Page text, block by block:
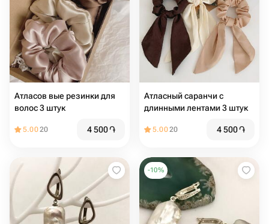
Атласов вые резинки для
волос 3 штук
5.0020 4 500֏
Атласный саранчи с
длинными лентами 3 штук
5.0020 4 500֏
-10%